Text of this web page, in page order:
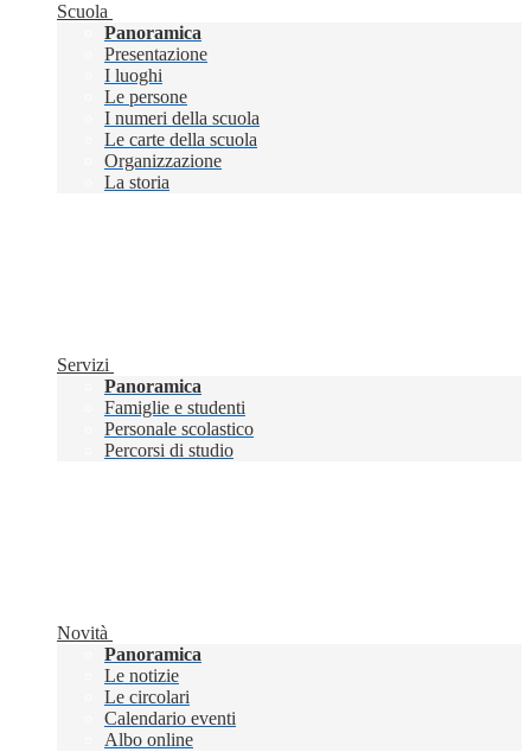
Scuola
Panoramica
Presentazione
I luoghi
Le persone
I numeri della scuola
Le carte della scuola
Organizzazione
La storia
Servizi
Panoramica
Famiglie e studenti
Personale scolastico
Percorsi di studio
Novità
Panoramica
Le notizie
Le circolari
Calendario eventi
Albo online